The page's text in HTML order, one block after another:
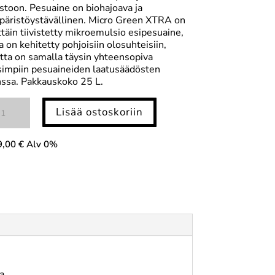
Pesuaine on biohajoava ja
Micro Green XTRA on
tiivistetty mikroemulsio esipesuaine,
on kehitetty pohjoisiin olosuhteisiin,
on samalla täysin yhteensopiva
pesuaineiden laatusäädösten
Pakkauskoko 25 L.
Lisää ostoskoriin
€ Alv 0%